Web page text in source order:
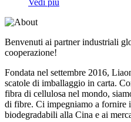
Vedi più
Benvenuti ai partner industriali
cooperazione!
Fondata nel settembre 2016,
scatole di imballaggio in carta.
fibra di cellulosa nel mondo,
di fibre. Ci impegniamo a fornire
biodegradabili alla Cina e ai